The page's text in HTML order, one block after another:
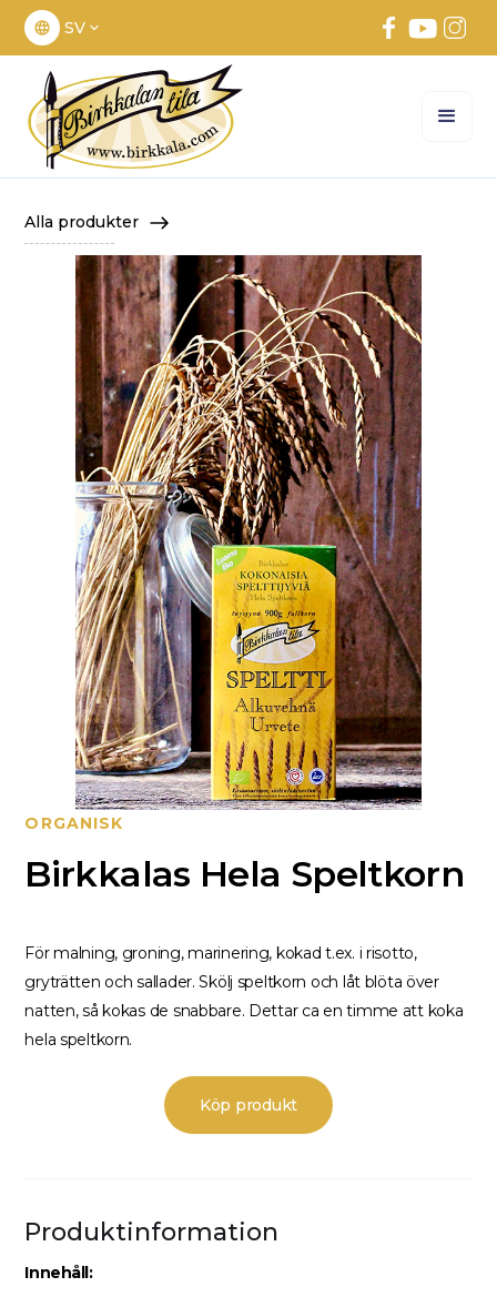
SV
Alla produkter
ORGANISK
Birkkalas Hela Speltkorn
För malning, groning, marinering, kokad t.ex. i risotto,
gryträtten och sallader. Skölj speltkorn och låt blöta över
natten, så kokas de snabbare. Dettar ca en timme att koka
hela speltkorn.
Köp produkt
Produktinformation
Innehåll: